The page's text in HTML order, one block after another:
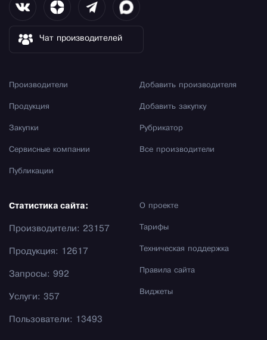
Чат производителей
Производители
Продукция
Закупки
Сервисные компании
Публикации
Добавить производителя
Добавить закупку
Рубрикатор
Все производители
О проекте
Тарифы
Техническая поддержка
Правила сайта
Виджеты
Статистика сайта:
Производители: 23157
Продукция: 12617
Запросы: 992
Услуги: 357
Пользователи: 13493